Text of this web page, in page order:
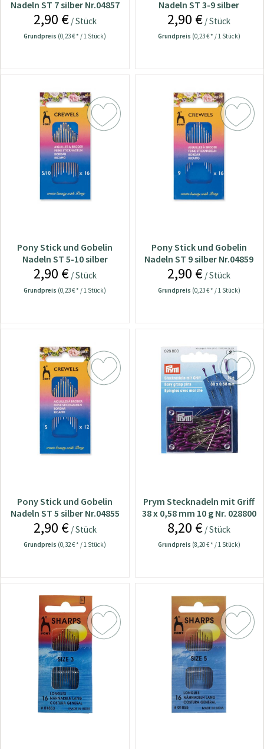
Nadeln ST 7 silber Nr.04857
2,90 €/ Stück
Grundpreis (0,23 € * / 1 Stück)
Nadeln ST 3-9 silber
Nr.04861
2,90 € / Stück
Grundpreis (0,23 € * / 1 Stück)
Pony Stick und Gobelin
Nadeln ST 5-10 silber
Nr.04862
2,90 €/ Stück
Grundpreis (0,23 € * / 1 Stück)
Pony Stick und Gobelin
Nadeln ST 9 silber Nr.04859
2,90 € / Stück
Grundpreis (0,23 € * / 1 Stück)
Pony Stick und Gobelin
Nadeln ST 5 silber Nr.04855
2,90 €/ Stück
Grundpreis (0,32 € * / 1 Stück)
Prym Stecknadeln mit Griff
38 x 0,58 mm 10 g Nr. 028800
8,20 € / Stück
Grundpreis (8,20 € * / 1 Stück)